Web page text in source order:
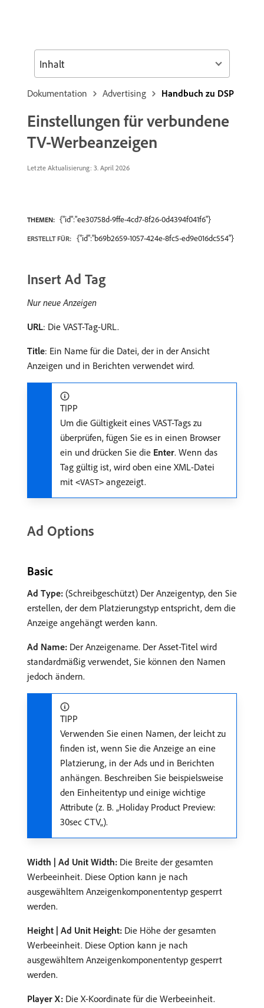
Dokumentation Advertising Handbuch zu DSP
Einstellungen für verbundene
TV-Werbeanzeigen
Letzte Aktualisierung: 3. April 2026
THEMEN: {"id":"ee30758d-9ffe-4cd7-8f26-0d4394f041f6"}
ERSTELLT FÜR: {"id":"b69b2659-1057-424e-8fc5-ed9e016dc554"}
Insert Ad Tag
Nur neue Anzeigen
URL: Die VAST-Tag-URL.
Title: Ein Name für die Datei, der in der Ansicht
Anzeigen und in Berichten verwendet wird.
TIPP
Um die Gültigkeit eines VAST-Tags zu
überprüfen, fügen Sie es in einen Browser
ein und drücken Sie die Enter. Wenn das
Tag gültig ist, wird oben eine XML-Datei
mit <VAST> angezeigt.
Ad Options
Basic
Ad Type: (Schreibgeschützt) Der Anzeigentyp, den Sie
erstellen, der dem Platzierungstyp entspricht, dem die
Anzeige angehängt werden kann.
Ad Name: Der Anzeigename. Der Asset-Titel wird
standardmäßig verwendet, Sie können den Namen
jedoch ändern.
TIPP
Verwenden Sie einen Namen, der leicht zu
finden ist, wenn Sie die Anzeige an eine
Platzierung, in der Ads und in Berichten
anhängen. Beschreiben Sie beispielsweise
den Einheitentyp und einige wichtige
Attribute (z. B. „Holiday Product Preview:
30sec CTV„).
Width | Ad Unit Width: Die Breite der gesamten
Werbeeinheit. Diese Option kann je nach
ausgewähltem Anzeigenkomponententyp gesperrt
werden.
Height | Ad Unit Height: Die Höhe der gesamten
Werbeeinheit. Diese Option kann je nach
ausgewähltem Anzeigenkomponententyp gesperrt
werden.
Player X: Die X-Koordinate für die Werbeeinheit.
Inhalt